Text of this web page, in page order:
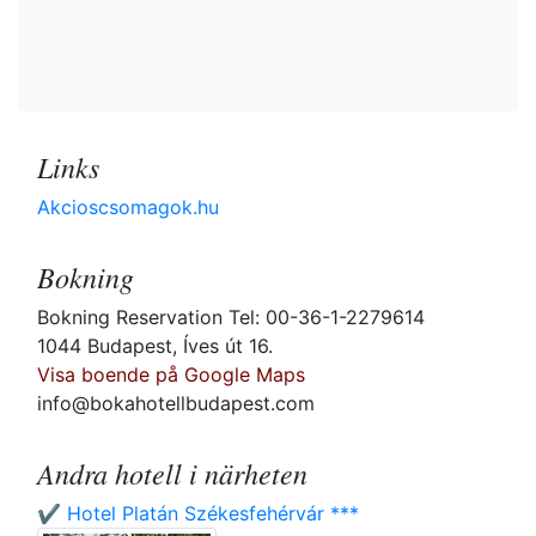
Links
Akcioscsomagok.hu
Bokning
Bokning Reservation Tel: 00-36-1-2279614
1044 Budapest, Íves út 16.
Visa boende på Google Maps
info@bokahotellbudapest.com
Andra hotell i närheten
✔️ Hotel Platán Székesfehérvár ***